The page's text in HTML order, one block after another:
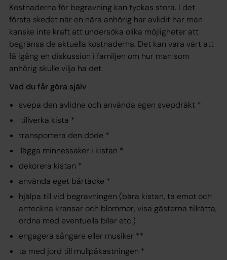
Kostnaderna för begravning kan tyckas stora. I det
första skedet när en nära anhörig har avlidit har man
kanske inte kraft att undersöka olika möjligheter att
begränsa de aktuella kostnaderna. Det kan vara värt att
få igång en diskussion i familjen om hur man som
anhörig skulle vilja ha det.
Vad du får göra själv
svepa den avlidne och använda egen svepdräkt *
tillverka kista *
transportera den döde *
lägga minnessaker i kistan *
dekorera kistan *
använda eget bårtäcke *
hjälpa till vid begravningen (bära kistan, ta emot och
anteckna kransar och blommor, visa gästerna tillrätta,
ordna med eventuella bilar etc.)
engagera sångare eller musiker **
ta med jord till mullpåkastningen *